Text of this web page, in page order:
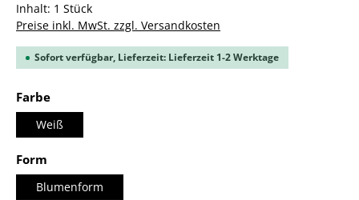
Inhalt: 1 Stück
Preise inkl. MwSt. zzgl. Versandkosten
Sofort verfügbar, Lieferzeit: Lieferzeit 1-2 Werktage
Farbeauswählen
Weiß
Form
Blumenform